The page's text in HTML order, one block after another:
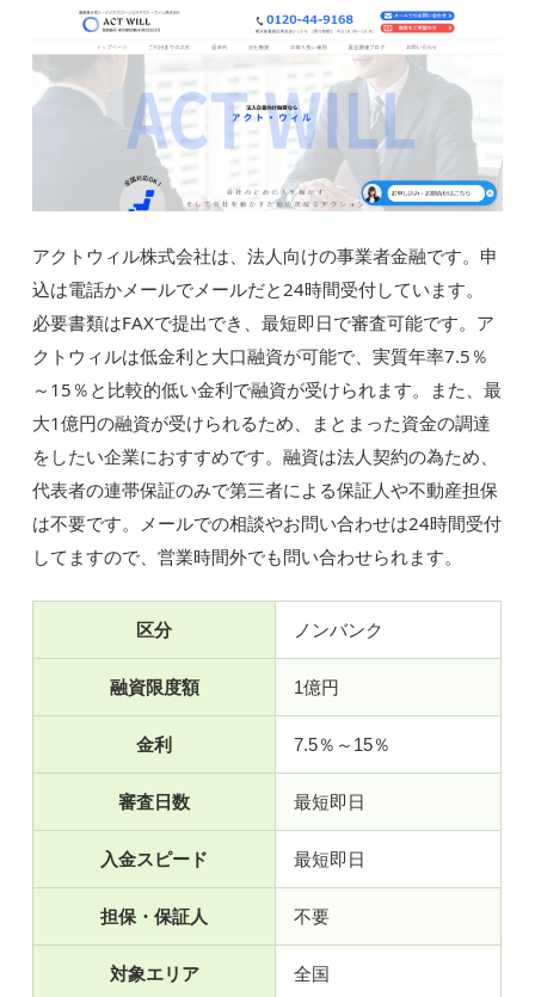
アクトウィル株式会社は、法人向けの事業者金融です。申
込は電話かメールでメールだと24時間受付しています。
必要書類はFAXで提出でき、最短即日で審査可能です。ア
クトウィルは低金利と大口融資が可能で、実質年率7.5％
～15％と比較的低い金利で融資が受けられます。また、最
大1億円の融資が受けられるため、まとまった資金の調達
をしたい企業におすすめです。融資は法人契約の為ため、
代表者の連帯保証のみで第三者による保証人や不動産担保
は不要です。メールでの相談やお問い合わせは24時間受付
してますので、営業時間外でも問い合わせられます。
区分 ノンバンク
融資限度額 1億円
金利 7.5％～15％
審査日数 最短即日
入金スピード 最短即日
担保・保証人 不要
対象エリア 全国